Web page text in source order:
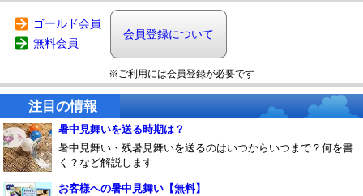
会員登録について
ゴールド会員
無料会員
※ご利用には会員登録が必要です
注目の情報
暑中見舞いを送る時期は？
暑中見舞い・残暑見舞いを送るのはいつからいつまで？何を書
く？など解説します
お客様への暑中見舞い【無料】